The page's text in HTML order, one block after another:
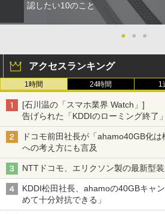
認したい10のこと
● ● ●
アクセスランキング
1時間 24時間 1
[石川温の「スマホ業界 Watch」]
告げられた「KDDIのローミング終了
穴と楽天モバイルの課題
ドコモ前田社長が「ahamo40GB化
への考え方にも言及
NTTドコモ、エリクソン製の最新型
KDDI松田社長、ahamoの40GBキャ
めて十分対抗できる」